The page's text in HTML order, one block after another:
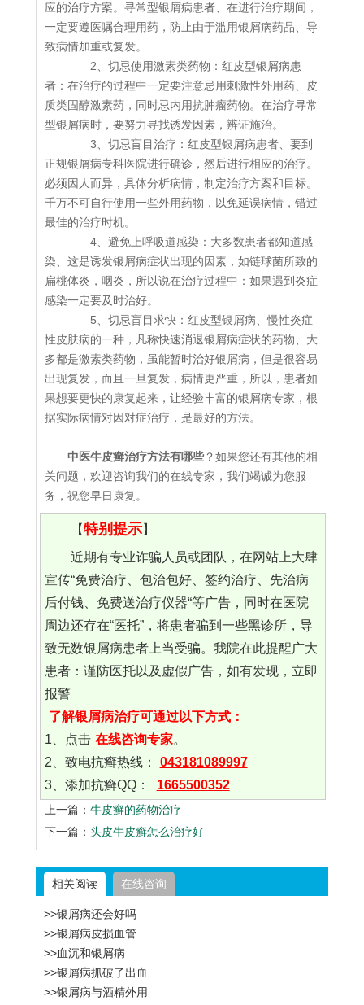
应的治疗方案。寻常型银屑病患者、在进行治疗期间，
一定要遵医嘱合理用药，防止由于滥用银屑病药品、导
致病情加重或复发。
2、切忌使用激素类药物：红皮型银屑病患
者：在治疗的过程中一定要注意忌用刺激性外用药、皮
质类固醇激素药，同时忌内用抗肿瘤药物。在治疗寻常
型银屑病时，要努力寻找诱发因素，辨证施治。
3、切忌盲目治疗：红皮型银屑病患者、要到
正规银屑病专科医院进行确诊，然后进行相应的治疗。
必须因人而异，具体分析病情，制定治疗方案和目标。
千万不可自行使用一些外用药物，以免延误病情，错过
最佳的治疗时机。
4、避免上呼吸道感染：大多数患者都知道感
染、这是诱发银屑病症状出现的因素，如链球菌所致的
扁桃体炎，咽炎，所以说在治疗过程中：如果遇到炎症
感染一定要及时治好。
5、切忌盲目求快：红皮型银屑病、慢性炎症
性皮肤病的一种，凡称快速消退银屑病症状的药物、大
多都是激素类药物，虽能暂时治好银屑病，但是很容易
出现复发，而且一旦复发，病情更严重，所以，患者如
果想要更快的康复起来，让经验丰富的银屑病专家，根
据实际病情对因对症治疗，是最好的方法。
中医牛皮癣治疗方法有哪些 ？如果您还有其他的相
关问题，欢迎咨询我们的在线专家，我们竭诚为您服
务，祝您早日康复。
【特别提示】
近期有专业诈骗人员或团队，在网站上大肆
宣传“免费治疗、包治包好、签约治疗、先治病
后付钱、免费送治疗仪器“等广告，同时在医院
周边还存在“医托”，将患者骗到一些黑诊所，导
致无数银屑病患者上当受骗。我院在此提醒广大
患者：谨防医托以及虚假广告，如有发现，立即
报警
了解银屑病治疗可通过以下方式：
1、点击 在线咨询专家。
2、致电抗癣热线：
043181089997
3、添加抗癣QQ：
1665500352
上一篇： 牛皮癣的药物治疗
下一篇： 头皮牛皮癣怎么治疗好
相关阅读 在线咨询
>>银屑病还会好吗
>>银屑病皮损血管
>>血沉和银屑病
>>银屑病抓破了出血
>>银屑病与酒精外用